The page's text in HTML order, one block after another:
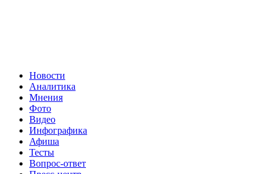
Новости
Аналитика
Мнения
Фото
Видео
Инфографика
Афиша
Тесты
Вопрос-ответ